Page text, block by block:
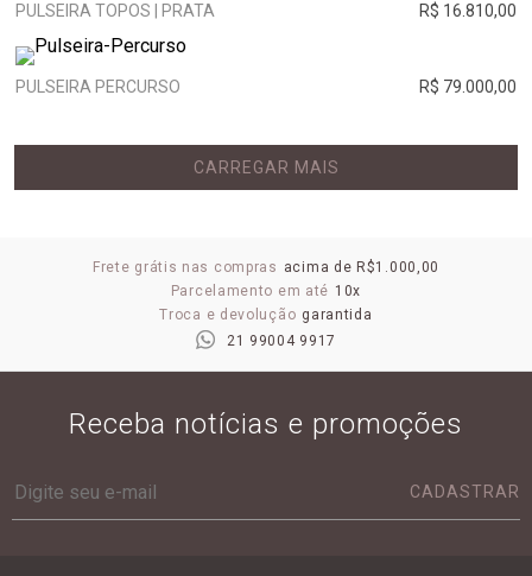
PULSEIRA TOPOS | PRATA R$ 16.810,00
PULSEIRA PERCURSO R$ 79.000,00
CARREGAR MAIS
Frete grátis nas compras acima de R$1.000,00
Parcelamento em até 10x
Troca e devolução garantida
21 99004 9917
Receba notícias e promoções
CADASTRAR